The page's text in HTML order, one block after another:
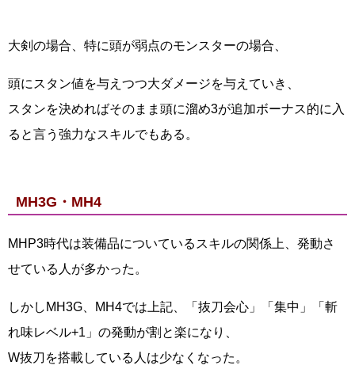
大剣の場合、特に頭が弱点のモンスターの場合、
頭にスタン値を与えつつ大ダメージを与えていき、
スタンを決めればそのまま頭に溜め3が追加ボーナス的に入
ると言う強力なスキルでもある。
MH3G・MH4
MHP3時代は装備品についているスキルの関係上、発動さ
せている人が多かった。
しかしMH3G、MH4では上記、「抜刀会心」「集中」「斬
れ味レベル+1」の発動が割と楽になり、
W抜刀を搭載している人は少なくなった。